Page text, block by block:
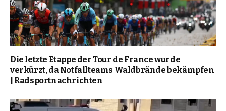
Die letzte Etappe der Tour de France wurde
verkürzt, da Notfallteams Waldbrände bekämpfen
| Radsportnachrichten